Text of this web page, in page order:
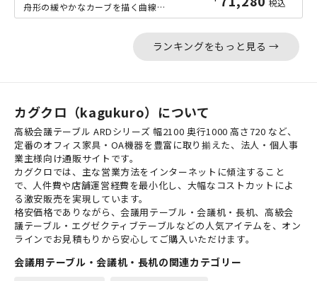
舟形の緩やかなカーブを描く曲線が落ち着きのある空間を演出する、4枚の天板をぴった...
ランキングをもっと見る →
カグクロ（kagukuro）について
高級会議テーブル ARDシリーズ 幅2100 奥行1000 高さ720 など、
定番のオフィス家具・OA機器を豊富に取り揃えた、法人・個人事
業主様向け通販サイトです。
カグクロでは、主な営業方法をインターネットに傾注すること
で、人件費や店舗運営経費を最小化し、大幅なコストカットによ
る激安販売を実現しています。
格安価格でありながら、会議用テーブル・会議机・長机、高級会
議テーブル・エグゼクティブテーブルなどの人気アイテムを、オン
ラインでお見積もりから安心してご購入いただけます。
会議用テーブル・会議机・長机の関連カテゴリー